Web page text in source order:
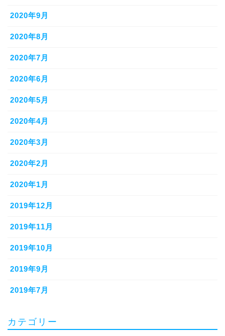
2020年9月
2020年8月
2020年7月
2020年6月
2020年5月
2020年4月
2020年3月
2020年2月
2020年1月
2019年12月
2019年11月
2019年10月
2019年9月
2019年7月
カテゴリー